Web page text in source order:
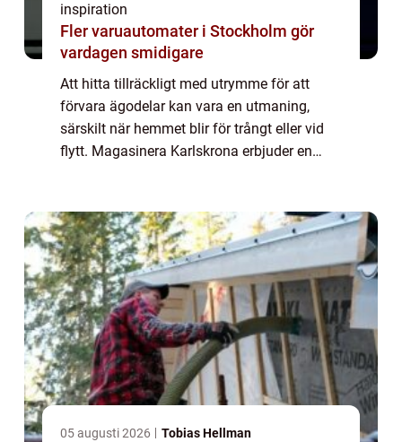
inspiration
Fler varuautomater i Stockholm gör
vardagen smidigare
Att hitta tillräckligt med utrymme för att
förvara ägodelar kan vara en utmaning,
särskilt när hemmet blir för trångt eller vid
flytt. Magasinera Karlskrona erbjuder en
05 augusti 2026 Tobias Hellman